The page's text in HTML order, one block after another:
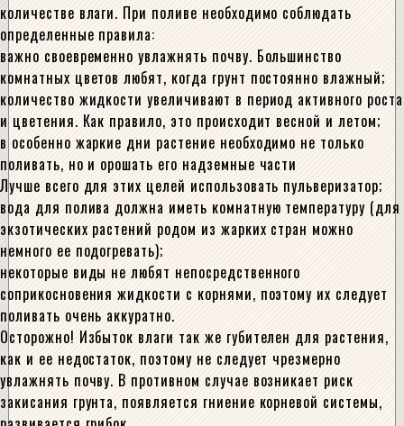
количестве влаги. При поливе необходимо соблюдать
определенные правила:
важно своевременно увлажнять почву. Большинство
комнатных цветов любят, когда грунт постоянно влажный;
количество жидкости увеличивают в период активного роста
и цветения. Как правило, это происходит весной и летом;
в особенно жаркие дни растение необходимо не только
поливать, но и орошать его надземные части
Лучше всего для этих целей использовать пульверизатор;
вода для полива должна иметь комнатную температуру (для
экзотических растений родом из жарких стран можно
немного ее подогревать);
некоторые виды не любят непосредственного
соприкосновения жидкости с корнями, поэтому их следует
поливать очень аккуратно.
Осторожно! Избыток влаги так же губителен для растения,
как и ее недостаток, поэтому не следует чрезмерно
увлажнять почву. В противном случае возникает риск
закисания грунта, появляется гниение корневой системы,